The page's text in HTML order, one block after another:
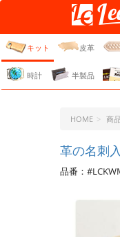
レザー
ジェー
キット 皮革
時計 半製品
HOME 商
革の名刺
品番：